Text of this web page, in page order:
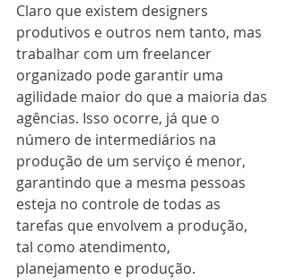
Claro que existem designers
produtivos e outros nem tanto, mas
trabalhar com um freelancer
organizado pode garantir uma
agilidade maior do que a maioria das
agências. Isso ocorre, já que o
número de intermediários na
produção de um serviço é menor,
garantindo que a mesma pessoas
esteja no controle de todas as
tarefas que envolvem a produção,
tal como atendimento,
planejamento e produção.